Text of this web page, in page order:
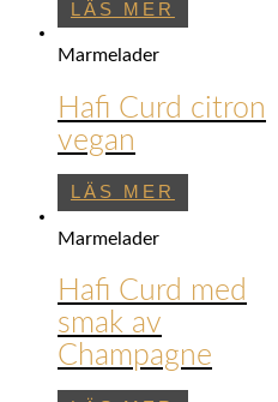
LÄS MER
Marmelader
Hafi Curd citron
vegan
LÄS MER
Marmelader
Hafi Curd med
smak av
Champagne